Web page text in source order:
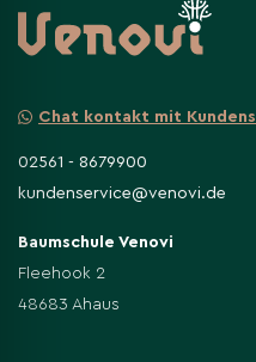
Chat kontakt mit
02561 - 8679900
kundenservice@venovi.de
Baumschule Venovi
Fleehook 2
48683 Ahaus